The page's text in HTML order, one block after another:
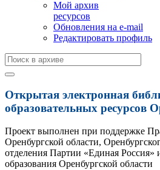
Мой архив
ресурсов
Обновления на e-mail
Редактировать профиль
Открытая электронная
образовательных ресурсов
Проект выполнен при поддержке
Оренбургской области,
отделения Партии «Единая Россия»
образования Оренбургской области